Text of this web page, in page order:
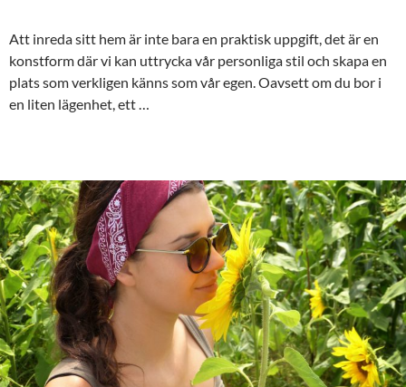
Att inreda sitt hem är inte bara en praktisk uppgift, det är en
konstform där vi kan uttrycka vår personliga stil och skapa en
plats som verkligen känns som vår egen. Oavsett om du bor i
en liten lägenhet, ett …